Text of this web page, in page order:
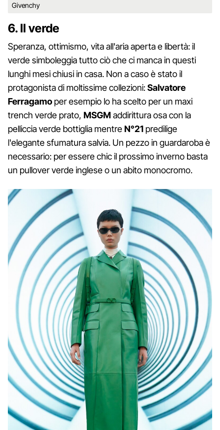
Givenchy
6. Il verde
Speranza, ottimismo, vita all'aria aperta e libertà: il
verde simboleggia tutto ciò che ci manca in questi
lunghi mesi chiusi in casa. Non a caso è stato il
protagonista di moltissime collezioni:Salvatore
Ferragamo per esempio lo ha scelto per un maxi
trench verde prato, MSGM addirittura osa con la
pelliccia verde bottiglia mentreN°21 predilige
l'elegante sfumatura salvia. Un pezzo in guardaroba è
necessario: per essere chic il prossimo inverno basta
un pullover verde inglese o un abito monocromo.